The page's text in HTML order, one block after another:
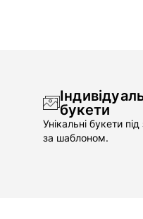
букети
Унікальні букети
за шаблоном.